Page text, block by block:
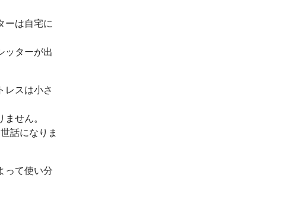
ーは自宅に
ッターが出
レスは小さ
せん。
話になりま
って使い分